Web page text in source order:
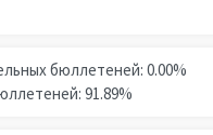
бюллетеней: 0.00%
91.89%